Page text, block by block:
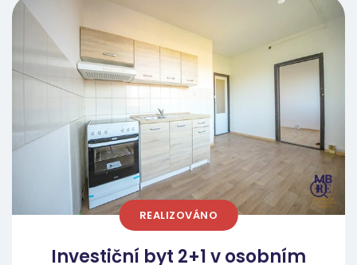
zachování nízkých nákladů. Předpokládaný
rozpočet na úpravy činí maximálně 100 000
Kč a zahrnuje: opravu nebo pokládku nových
plovoucích podlah v celém bytě, výměnu
nebo kompletní renovaci kuchyňské linky
včetně instalace nových spotřebičů,
vyspravení omítek a vymalování sněhobílou
barvou pro prosvětlení prostoru, výměnu
stávajícího osvětlení za nové, moderního,
profesionální hloubkový úklid. Tento přístup
zaručuje, že byt bude na trhu působit jako
"nový", což nám umožní dosáhnout horní
REALIZOVÁNO
Investiční byt 2+1 v osobním